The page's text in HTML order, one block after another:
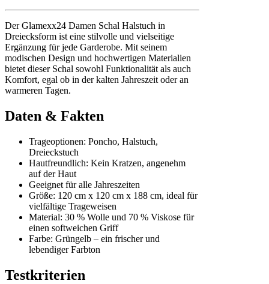
Der Glamexx24 Damen Schal Halstuch in
Dreiecksform ist eine stilvolle und vielseitige
Ergänzung für jede Garderobe. Mit seinem
modischen Design und hochwertigen Materialien
bietet dieser Schal sowohl Funktionalität als auch
Komfort, egal ob in der kalten Jahreszeit oder an
warmeren Tagen.
Daten & Fakten
Trageoptionen: Poncho, Halstuch,
Dreieckstuch
Hautfreundlich: Kein Kratzen, angenehm
auf der Haut
Geeignet für alle Jahreszeiten
Größe: 120 cm x 120 cm x 188 cm, ideal für
vielfältige Trageweisen
Material: 30 % Wolle und 70 % Viskose für
einen softweichen Griff
Farbe: Grüngelb – ein frischer und
lebendiger Farbton
Testkriterien